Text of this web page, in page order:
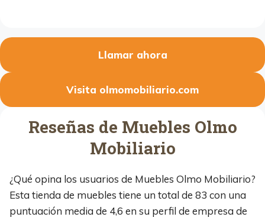
Llamar ahora
Visita olmomobiliario.com
Reseñas de Muebles Olmo
Mobiliario
¿Qué opina los usuarios de Muebles Olmo Mobiliario?
Esta tienda de muebles tiene un total de 83 con una
puntuación media de 4,6 en su perfil de empresa de